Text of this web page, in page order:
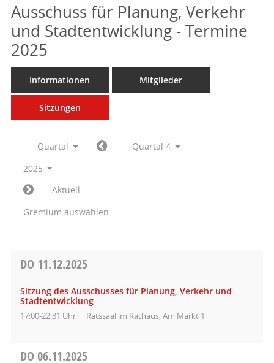
Ausschuss für Planung, Verkehr
und Stadtentwicklung - Termine
2025
Informationen Mitglieder
Sitzungen
Quartal
Quartal 4
2025
Aktuell
Gremium auswählen
DO 11.12.2025
Sitzung des Ausschusses für Planung, Verkehr und
Stadtentwicklung
17:00-22:31 Uhr Ratssaal im Rathaus, Am Markt 1
DO 06.11.2025